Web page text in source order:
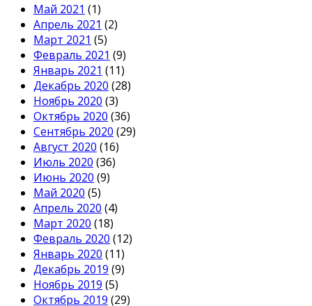
Май 2021 (1)
Апрель 2021 (2)
Март 2021 (5)
Февраль 2021 (9)
Январь 2021 (11)
Декабрь 2020 (28)
Ноябрь 2020 (3)
Октябрь 2020 (36)
Сентябрь 2020 (29)
Август 2020 (16)
Июль 2020 (36)
Июнь 2020 (9)
Май 2020 (5)
Апрель 2020 (4)
Март 2020 (18)
Февраль 2020 (12)
Январь 2020 (11)
Декабрь 2019 (9)
Ноябрь 2019 (5)
Октябрь 2019 (29)